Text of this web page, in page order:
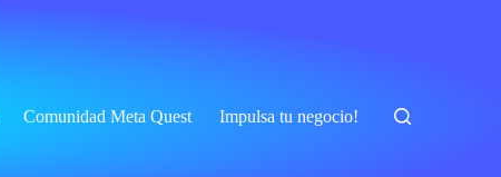
Comunidad Meta Quest Impulsa tu negocio!